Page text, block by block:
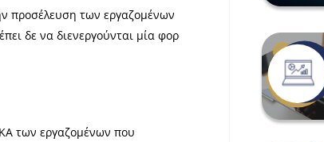
προσέλευση των εργαζομένων
δε να διενεργούνται μία φορά
των εργαζομένων που